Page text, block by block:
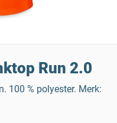
Run 2.0
100 % polyester. Merk: